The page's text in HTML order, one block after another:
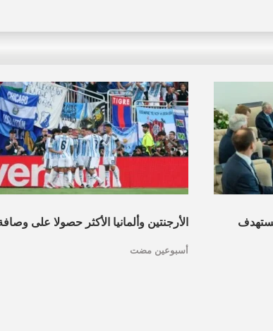
تستهدف الأرجنتين وألمانيا الأكثر حصولا على
أسبوعين مضت